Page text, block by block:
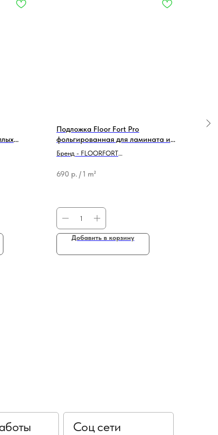
Подложка Floor Fort Pro
фольгированная для ламината и
MSPC толщина 2 мм
Бренд - FLOORFORT
690 р. /1 m²
Добавить в корзину
Соц сети